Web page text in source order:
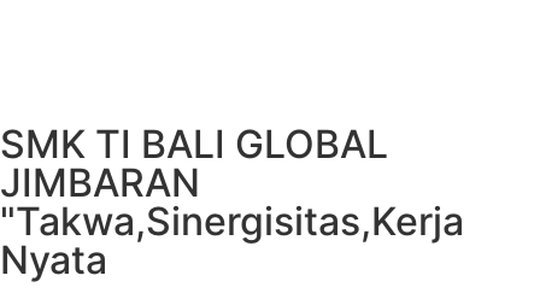
SMK TI BALI GLOBAL
JIMBARAN
"Takwa,Sinergisitas,Kerja
Nyata